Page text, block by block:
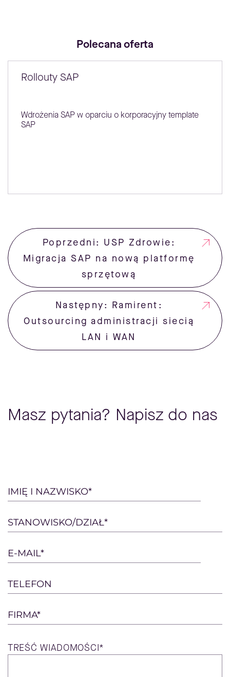
Polecana oferta
Rollouty SAP
Wdrożenia SAP w oparciu o korporacyjny template
SAP
Poprzedni: USP Zdrowie:
Migracja SAP na nową platformę
sprzętową
Następny: Ramirent:
Outsourcing administracji siecią
LAN i WAN
Masz pytania? Napisz do nas
Please
this
field
empty.
IMIĘ I NAZWISKO*
STANOWISKO/DZIAŁ*
E-MAIL*
TELEFON
FIRMA*
TREŚĆ WIADOMOŚCI*